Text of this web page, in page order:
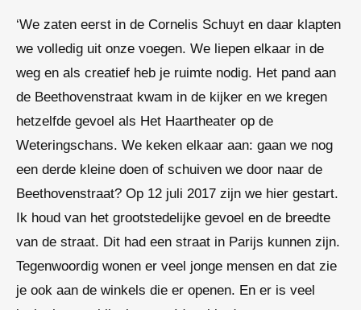
‘We zaten eerst in de Cornelis Schuyt en daar klapten
we volledig uit onze voegen. We liepen elkaar in de
weg en als creatief heb je ruimte nodig. Het pand aan
de Beethovenstraat kwam in de kijker en we kregen
hetzelfde gevoel als Het Haartheater op de
Weteringschans. We keken elkaar aan: gaan we nog
een derde kleine doen of schuiven we door naar de
Beethovenstraat? Op 12 juli 2017 zijn we hier gestart.
Ik houd van het grootstedelijke gevoel en de breedte
van de straat. Dit had een straat in Parijs kunnen zijn.
Tegenwoordig wonen er veel jonge mensen en dat zie
je ook aan de winkels die er openen. En er is veel